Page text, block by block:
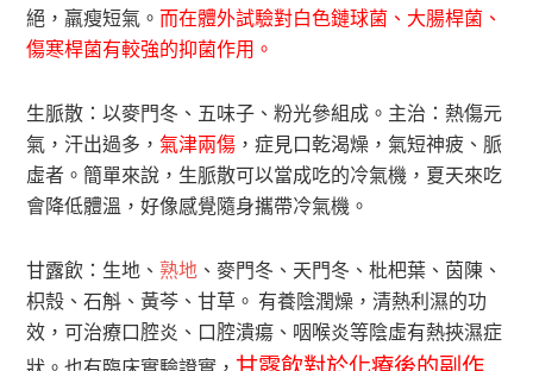
絕，羸瘦短氣。而在體外試驗對白色鏈球菌、大腸桿菌、
傷寒桿菌有較強的抑菌作用。
生脈散：以麥門冬、五味子、粉光參組成。主治：熱傷元
氣，汗出過多，氣津兩傷 ，症見口乾渴燥，氣短神疲、脈
虛者。簡單來說，生脈散可以當成吃的冷氣機，夏天來吃
會降低體溫，好像感覺隨身攜帶冷氣機。
甘露飲：生地、熟地 、麥門冬、天門冬、枇杷葉、茵陳、
枳殼、石斛、黃芩、甘草。 有養陰潤燥，清熱利濕的功
效，可治療口腔炎、口腔潰瘍、咽喉炎等陰虛有熱挾濕症